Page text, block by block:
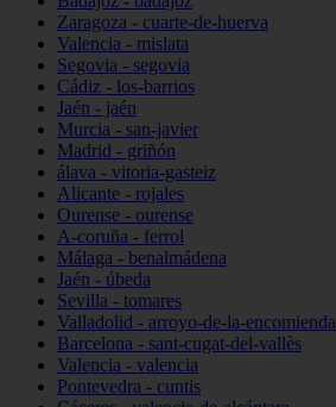
Zaragoza - cuarte-de-huerva
Valencia - mislata
Segovia - segovia
Cádiz - los-barrios
Jaén - jaén
Murcia - san-javier
Madrid - griñón
álava - vitoria-gasteiz
Alicante - rojales
Ourense - ourense
A-coruña - ferrol
Málaga - benalmádena
Jaén - úbeda
Sevilla - tomares
Valladolid - arroyo-de-la-encomienda
Barcelona - sant-cugat-del-vallès
Valencia - valencia
Pontevedra - cuntis